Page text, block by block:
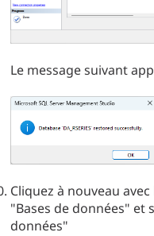
Le message suivant
Cliquez à nouveau
"Bases de données" et
données"